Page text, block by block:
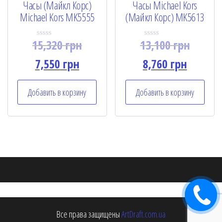
Часы (Майкл Корс)
Michael Kors MK5555
R
a
t
e
d
0
o
u
t
f
15,320грн
7,550грн
Добавить в корзину
Часы Michael Kors
(Майкл Корс) MK5613
R
a
t
e
d
0
o
u
t
f
13,100грн
8,760 грн
Добавить в корзину
Все права защищеныArtDraft.com.ua
Заказать
звонок